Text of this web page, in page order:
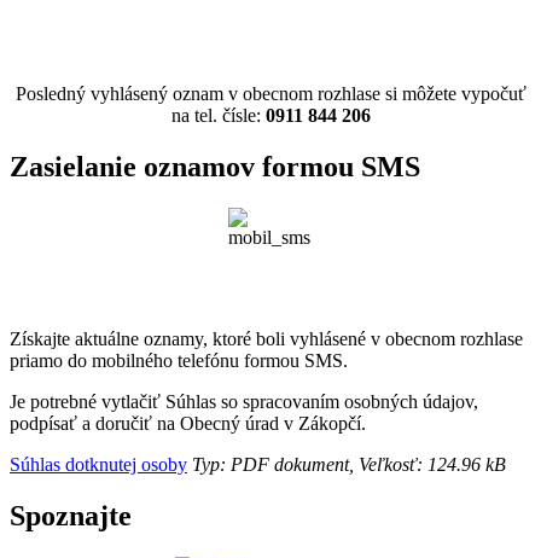
Posledný vyhlásený oznam v obecnom rozhlase si môžete vypočuť
na tel. čísle: 0911 844 206
Zasielanie oznamov formou SMS
Získajte aktuálne oznamy, ktoré boli vyhlásené v obecnom rozhlase
priamo do mobilného telefónu formou SMS.
Je potrebné vytlačiť Súhlas so spracovaním osobných údajov,
podpísať a doručiť na Obecný úrad v Zákopčí.
Súhlas dotknutej osoby Typ: PDF dokument, Veľkosť: 124.96 kB
Spoznajte